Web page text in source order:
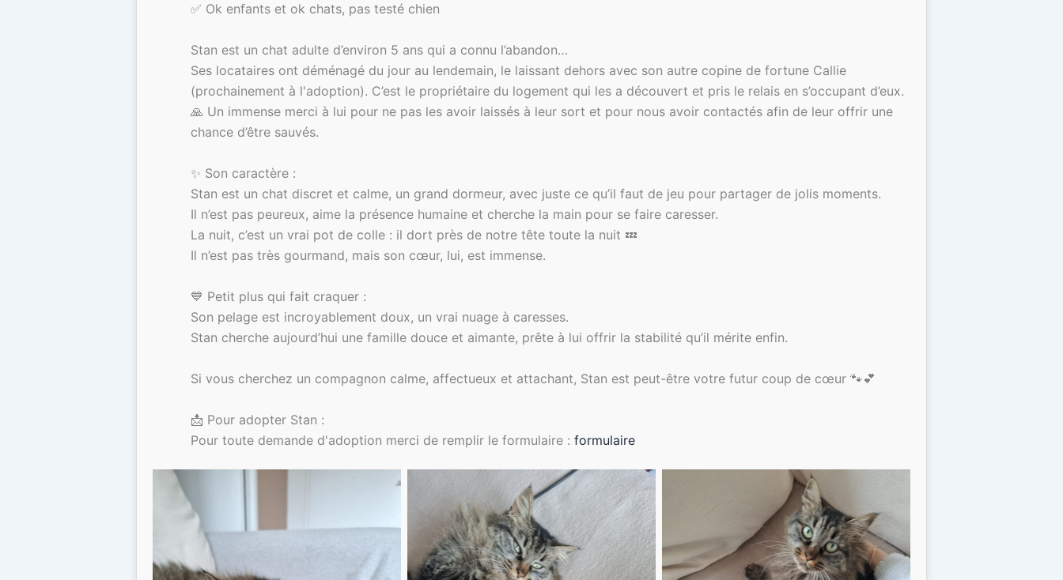
✅ Ok enfants et ok chats, pas testé chien
Stan est un chat adulte d’environ 5 ans qui a connu l’abandon…
Ses locataires ont déménagé du jour au lendemain, le laissant dehors avec son autre copine de fortune Callie
(prochainement à l'adoption). C’est le propriétaire du logement qui les a découvert et pris le relais en s’occupant d’eux.
🙏 Un immense merci à lui pour ne pas les avoir laissés à leur sort et pour nous avoir contactés afin de leur offrir une
chance d’être sauvés.
✨ Son caractère :
Stan est un chat discret et calme, un grand dormeur, avec juste ce qu’il faut de jeu pour partager de jolis moments.
Il n’est pas peureux, aime la présence humaine et cherche la main pour se faire caresser.
La nuit, c’est un vrai pot de colle : il dort près de notre tête toute la nuit 💤
Il n’est pas très gourmand, mais son cœur, lui, est immense.
💙 Petit plus qui fait craquer :
Son pelage est incroyablement doux, un vrai nuage à caresses.
Stan cherche aujourd’hui une famille douce et aimante, prête à lui offrir la stabilité qu’il mérite enfin.
Si vous cherchez un compagnon calme, affectueux et attachant, Stan est peut-être votre futur coup de cœur 🐾💕
📩 Pour adopter Stan :
Pour toute demande d'adoption merci de remplir le formulaire : formulaire